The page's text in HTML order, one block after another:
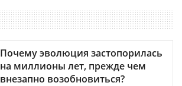
Почему эволюция застопорилась
на миллионы лет, прежде чем
внезапно возобновиться?